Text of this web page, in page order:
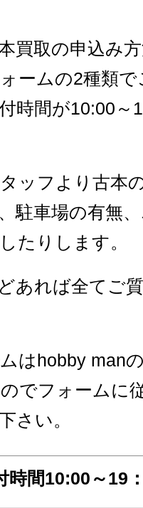
買取の申込み
ームの2種類
時間が10:00～
ッフより古本
駐車場の有無
たりします。
あれば全てご
はhobby man
でフォームに
さい。
時間10:00～19